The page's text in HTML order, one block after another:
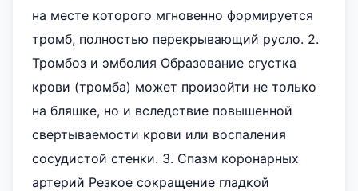
на месте которого мгновенно формируется
тромб, полностью перекрывающий русло. 2.
Тромбоз и эмболия Образование сгустка
крови (тромба) может произойти не только
на бляшке, но и вследствие повышенной
свертываемости крови или воспаления
сосудистой стенки. 3. Спазм коронарных
артерий Резкое сокращение гладкой